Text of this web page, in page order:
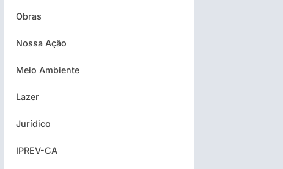
Obras
Nossa Ação
Meio Ambiente
Lazer
Jurídico
IPREV-CA